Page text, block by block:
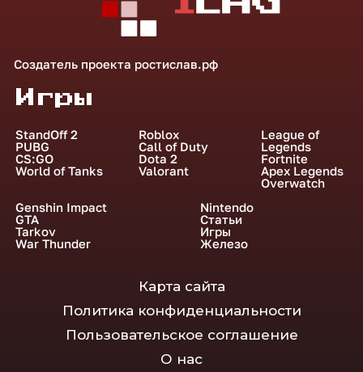
Создатель проекта ростислав.рф
Игры
StandOff 2
PUBG
CS:GO
World of Tanks
Roblox
Call of Duty
Dota 2
Valorant
League of
Legends
Fortnite
Apex Legends
Overwatch
Genshin Impact
GTA
Tarkov
War Thunder
Nintendo
Статьи
Игры
Железо
Карта сайта
Политика конфиденциальности
Пользовательское соглашение
О нас